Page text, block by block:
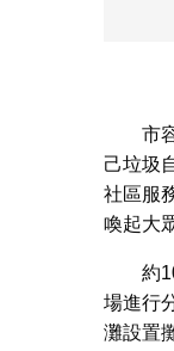
市
己垃圾
社區服
喚起大
約
場進行
灘設置